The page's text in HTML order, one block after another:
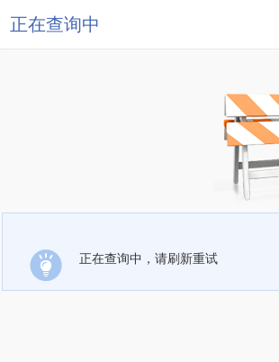
正在查询中
正在查询中，请刷新重试